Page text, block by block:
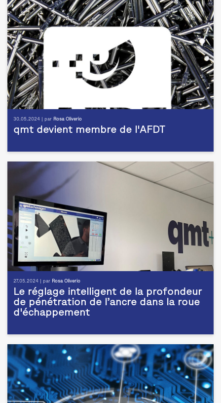
30.05.2024 | par Rosa Oliverio
qmt devient membre de l'AFDT
27.05.2024 | par Rosa Oliverio
Le réglage intelligent de la profondeur
de pénétration de l’ancre dans la roue
d'échappement